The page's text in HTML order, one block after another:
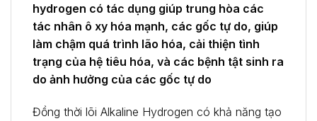
hydrogen có tác dụng giúp trung hòa các
tác nhân ô xy hóa mạnh, các gốc tự do, giúp
làm chậm quá trình lão hóa, cải thiện tình
trạng của hệ tiêu hóa, và các bệnh tật sinh ra
do ảnh hưởng của các gốc tự do
Đồng thời lõi Alkaline Hydrogen có khả năng tạo